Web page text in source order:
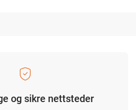
og sikre nettsteder